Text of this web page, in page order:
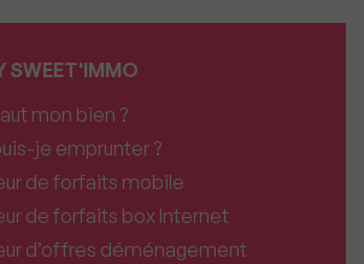
SWEET'IMMO
mon bien ?
je emprunter ?
de forfaits mobile
de forfaits box Internet
d’offres déménagement